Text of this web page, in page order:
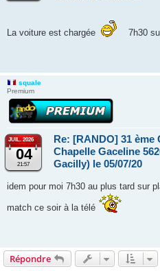
La voiture est chargée 7h30
squale
Premium
JUIL. 2026
04
21:57
Re: [RANDO] 31 ème
Chapelle Gaceline
Gacilly) le 05/07/20
idem pour moi 7h30 au plus tard sur
match ce soir à la télé
Répondre